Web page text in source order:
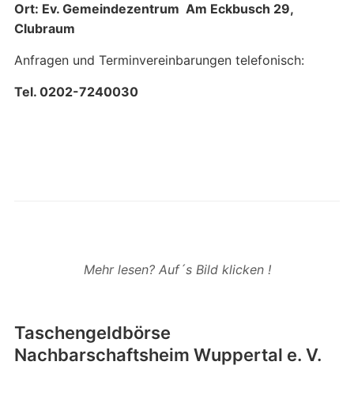
Ort: Ev. Gemeindezentrum Am Eckbusch 29,
Clubraum
Anfragen und Terminvereinbarungen telefonisch:
Tel. 0202-7240030
Mehr lesen? Auf´s Bild klicken !
Taschengeldbörse
Nachbarschaftsheim Wuppertal e. V.